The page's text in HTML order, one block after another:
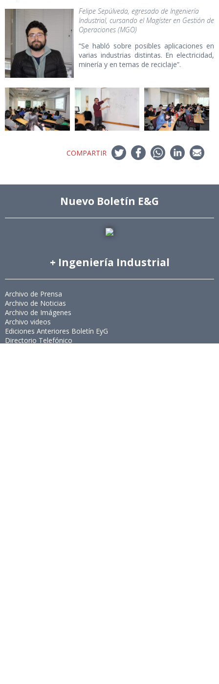
Felipe Sepúlveda, egresado de Ingeniería
Industrial, cursando el Magíster en Gestión de
Operaciones (MGO)
“Se habló sobre posibles aplicaciones en
varias industrias distintas. En electricidad,
minería y en temas de reciclaje”.
COMPARTIR
Nuevo Boletín E&G
+ Ingeniería Industrial
Archivo de Prensa
Archivo de Noticias
Archivo de Imágenes
Archivo videos
Ediciones Anteriores Boletín EyG
Directorio Telefónico